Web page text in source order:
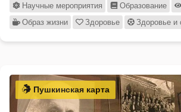
Научные мероприятия Образование
Образ жизни
Здоровье Здоровье и
Пушкинская карта